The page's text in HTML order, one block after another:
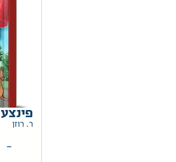
פינצע 4 מלכודת בלב היער
ר. רוזן
−